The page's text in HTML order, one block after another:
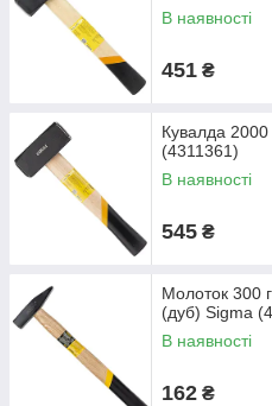
В наявності
451 ₴
Кувалда
(4311361)
В наявності
545 ₴
Молоток 300
(дуб) Sigma
В наявності
162 ₴